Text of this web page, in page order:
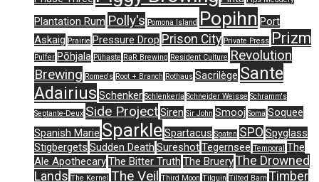
Plantation Rum Polly's Pomona Island Popihn Port
Askaig Prairie Pressure Drop Prison City Private Press Prizm
Pulfer Põhjala Pühaste RaR Brewing Resident Culture Revolution
Brewing Romeo's Root + Branch Rothaus Sacrilège Sante
Adairius Schenker Schlenkerla Schneider Weisse Schramm's
Septante-Deux Side ProjectSiren Sir John Smooj Soma Soquee
Spanish Marie SparkleSpartacus Spaten SPO Spyglass
Stigbergets Sudden Death SureshotTegernsee Temporal The
Ale ApothecaryThe Bitter Truth The BrueryThe Drowned
Lands The Kernel The Veil Third Moon Tilquin Tilted Barn Timber